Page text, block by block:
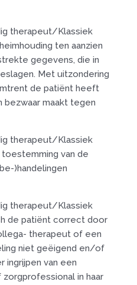
therapeut/Klassiek
ten aanzien
gegevens, die in
Met uitzondering
de patiënt heeft
bezwaar maakt tegen
therapeut/Klassiek
van de
)handelingen
therapeut/Klassiek
de patiënt correct door
therapeut of een
niet geëigend en/of
ingrijpen van een
in haar